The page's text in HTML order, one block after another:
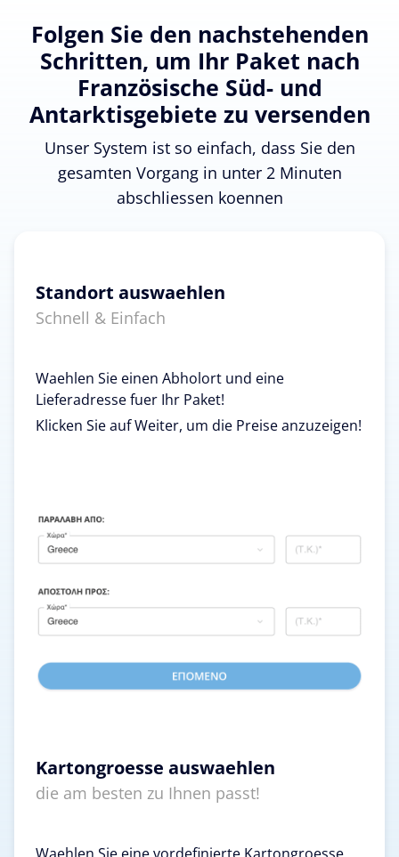
Folgen Sie den nachstehenden
Schritten, um Ihr Paket nach
Französische Süd- und
Antarktisgebiete zu versenden
Unser System ist so einfach, dass Sie den
gesamten Vorgang in unter 2 Minuten
abschliessen koennen
Standort auswaehlen
Schnell & Einfach
Waehlen Sie einen Abholort und eine
Lieferadresse fuer Ihr Paket!
Klicken Sie auf Weiter, um die Preise anzuzeigen!
Kartongroesse auswaehlen
die am besten zu Ihnen passt!